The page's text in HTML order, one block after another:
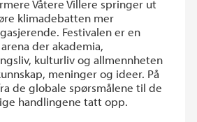
Våtere Villere springer ut
klimadebatten mer
Festivalen er en
der akademia,
kulturliv og allmennheten
meninger og ideer. På
de globale spørsmålene til de
handlingene tatt opp.